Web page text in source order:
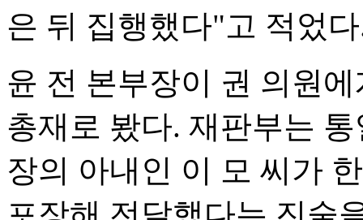
은 뒤 집행했다"고 적었
윤 전 본부장이 권 의원
총재로 봤다. 재판부는
장의 아내인 이 모 씨가